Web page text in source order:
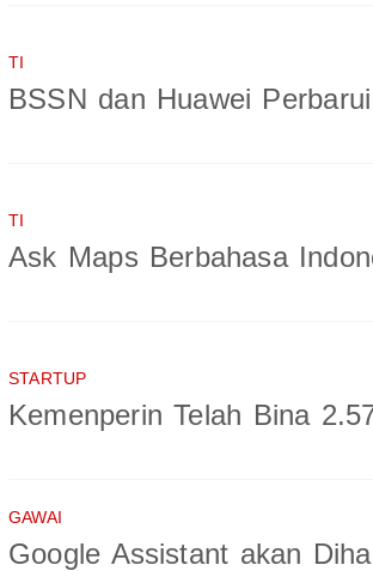
TI
BSSN dan Huawei
TI
Ask Maps Berbahasa
STARTUP
Kemenperin Telah Bina
GAWAI
Google Assistant akan